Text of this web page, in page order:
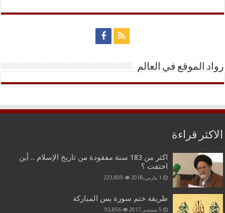
رواد الموقع في العالم
الاكثر قراءة
اكثر من 183 سنة مفقودة من تاريخ الإسلام .. أين
اختفت ؟
1 مارس,2018 223,809
طريقة ختم سورة يس المباركة
5 سبتمبر,2017 93,856